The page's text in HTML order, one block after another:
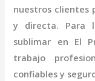
nuestros clientes
y directa. Para
sublimar en El
trabajo
confiables y